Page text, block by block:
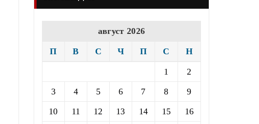
август 2026
П В С Ч П С Н
1 2
3 4 5 6 7 8 9
10 11 12 13 14 15 16